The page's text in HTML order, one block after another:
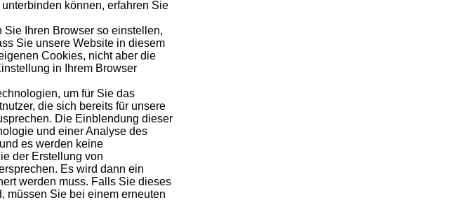
können, erfahren Sie
Ihren Browser so einstellen,
Sie unsere Website in diesem
Cookies, nicht aber die
in Ihrem Browser
um für Sie das
die sich bereits für unsere
Die Einblendung dieser
und einer Analyse des
es werden keine
der Erstellung von
Es wird dann ein
werden muss. Falls Sie dieses
müssen Sie bei einem erneuten